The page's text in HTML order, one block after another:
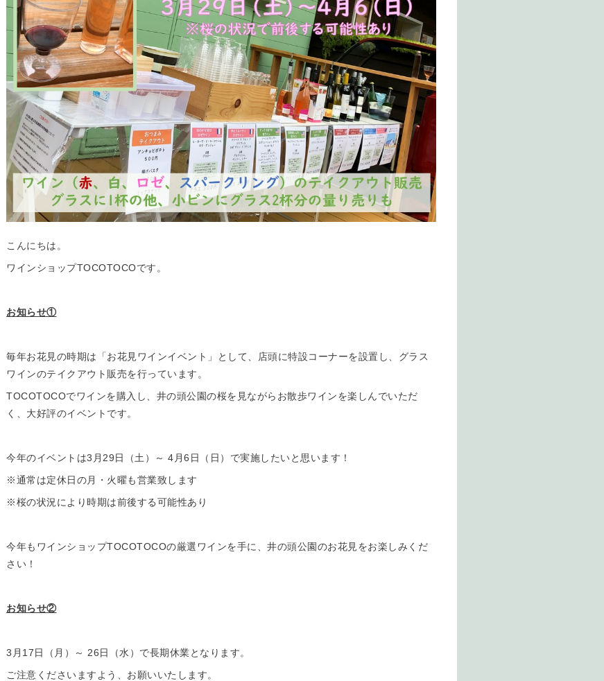
こんにちは。
ワインショップTOCOTOCOです。
お知らせ①
毎年お花見の時期は「お花見ワインイベント」として、店頭に特設コーナーを設置し、グラス
ワインのテイクアウト販売を行っています。
TOCOTOCOでワインを購入し、井の頭公園の桜を見ながらお散歩ワインを楽しんでいただ
く、大好評のイベントです。
今年のイベントは3月29日（土）～ 4月6日（日）で実施したいと思います！
※通常は定休日の月・火曜も営業致します
※桜の状況により時期は前後する可能性あり
今年もワインショップTOCOTOCOの厳選ワインを手に、井の頭公園のお花見をお楽しみくだ
さい！
お知らせ②
3月17日（月）～ 26日（水）で長期休業となります。
ご注意くださいますよう、お願いいたします。